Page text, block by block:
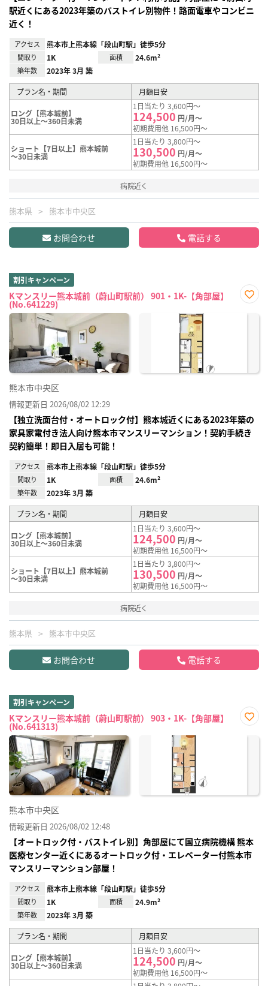
駅近くにある2023年築のバストイレ別物件！路面電車やコンビニ
近く！
アクセス 熊本市上熊本線「段山町駅」徒歩5分
間取り 1K 面積 24.6m²
築年数 2023年 3月 築
プラン名・期間 月額目安
ロング【熊本城前】
30日以上～360日未満
1日当たり 3,600円～
124,500 円/月～
初期費用他 16,500円～
ショート【7日以上】熊本城前
～30日未満
1日当たり 3,800円～
130,500 円/月～
初期費用他 16,500円～
病院近く
熊本県 熊本市中央区
お問合わせ 電話する
割引キャンペーン
Kマンスリー熊本城前（蔚山町駅前） 901・1K-【角部屋】
(No.641229)
に入
熊本市中央区
情報更新日 2026/08/02 12:29
【独立洗面台付・オートロック付】熊本城近くにある2023年築の
家具家電付き法人向け熊本市マンスリーマンション！契約手続き
契約簡単！即日入居も可能！
アクセス 熊本市上熊本線「段山町駅」徒歩5分
間取り 1K 面積 24.6m²
築年数 2023年 3月 築
プラン名・期間 月額目安
ロング【熊本城前】
30日以上～360日未満
1日当たり 3,600円～
124,500 円/月～
初期費用他 16,500円～
ショート【7日以上】熊本城前
～30日未満
1日当たり 3,800円～
130,500 円/月～
初期費用他 16,500円～
病院近く
熊本県 熊本市中央区
お問合わせ 電話する
割引キャンペーン
Kマンスリー熊本城前（蔚山町駅前） 903・1K-【角部屋】
(No.641313)
に入
熊本市中央区
情報更新日 2026/08/02 12:48
【オートロック付・バストイレ別】角部屋にて国立病院機構 熊本
医療センター近くにあるオートロック付・エレベーター付熊本市
マンスリーマンション部屋！
アクセス 熊本市上熊本線「段山町駅」徒歩5分
間取り 1K 面積 24.9m²
築年数 2023年 3月 築
プラン名・期間 月額目安
ロング【熊本城前】
30日以上～360日未満
1日当たり 3,600円～
124,500 円/月～
初期費用他 16,500円～